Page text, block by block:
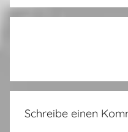
r
Schreibe einen